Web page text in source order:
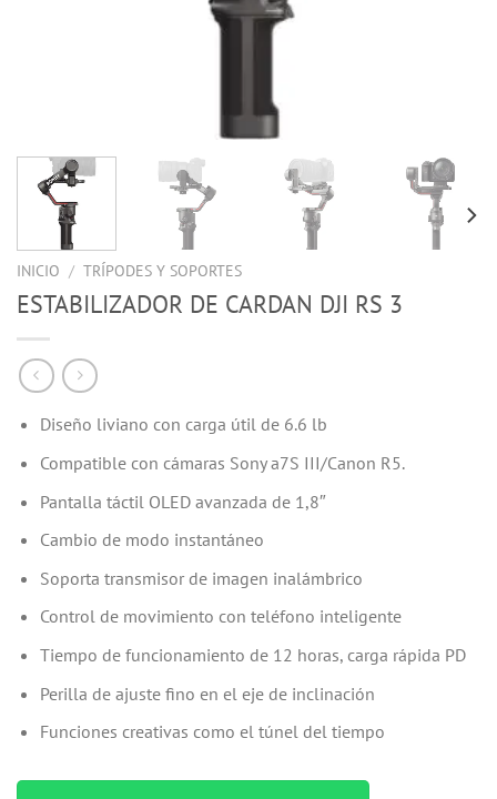
INICIO / TRÍPODES Y SOPORTES
ESTABILIZADOR DE CARDAN DJI RS 3
Diseño liviano con carga útil de 6.6 lb
Compatible con cámaras Sony a7S III/Canon R5.
Pantalla táctil OLED avanzada de 1,8″
Cambio de modo instantáneo
Soporta transmisor de imagen inalámbrico
Control de movimiento con teléfono inteligente
Tiempo de funcionamiento de 12 horas, carga rápida PD
Perilla de ajuste fino en el eje de inclinación
Funciones creativas como el túnel del tiempo